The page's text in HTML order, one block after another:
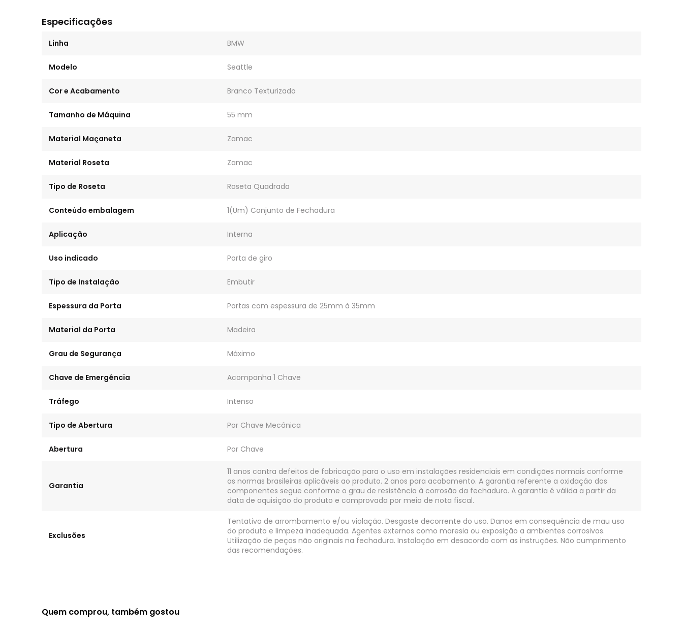
Especificações
Linha BMW
Modelo Seattle
Cor e Acabamento Branco Texturizado
Tamanho de Máquina 55 mm
Material Maçaneta Zamac
Material Roseta Zamac
Tipo de Roseta Roseta Quadrada
Conteúdo embalagem 1(Um) Conjunto de Fechadura
Aplicação Interna
Uso indicado Porta de giro
Tipo de Instalação Embutir
Espessura da Porta Portas com espessura de 25mm à 35mm
Material da Porta Madeira
Grau de Segurança Máximo
Chave de Emergência Acompanha 1 Chave
Tráfego Intenso
Tipo de Abertura Por Chave Mecânica
Abertura Por Chave
Garantia
11 anos contra defeitos de fabricação para o uso em instalações residenciais em condições normais conforme
as normas brasileiras aplicáveis ao produto. 2 anos para acabamento. A garantia referente a oxidação dos
componentes segue conforme o grau de resistência à corrosão da fechadura. A garantia é válida a partir da
data de aquisição do produto e comprovada por meio de nota fiscal.
Exclusões
Tentativa de arrombamento e/ou violação. Desgaste decorrente do uso. Danos em consequência de mau uso
do produto e limpeza inadequada. Agentes externos como maresia ou exposição a ambientes corrosivos.
Utilização de peças não originais na fechadura. Instalação em desacordo com as instruções. Não cumprimento
das recomendações.
Quem comprou, também gostou